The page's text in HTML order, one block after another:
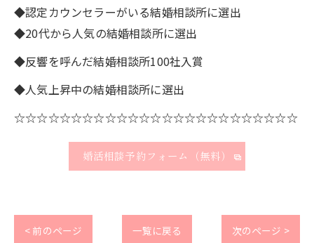
◆認定カウンセラーがいる結婚相談所に選出
◆20代から人気の結婚相談所に選出
◆反響を呼んだ結婚相談所100社入賞
◆人気上昇中の結婚相談所に選出
☆☆☆☆☆☆☆☆☆☆☆☆☆☆☆☆☆☆☆☆☆☆☆☆☆
婚活相談予約フォーム（無料）
< 前のページ 一覧に戻る 次のページ >